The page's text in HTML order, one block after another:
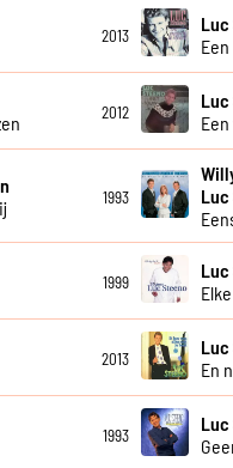
2013
Luc
2012
Luc
1993
Luc
1999
Luc
2013
Luc
En
1993
Luc